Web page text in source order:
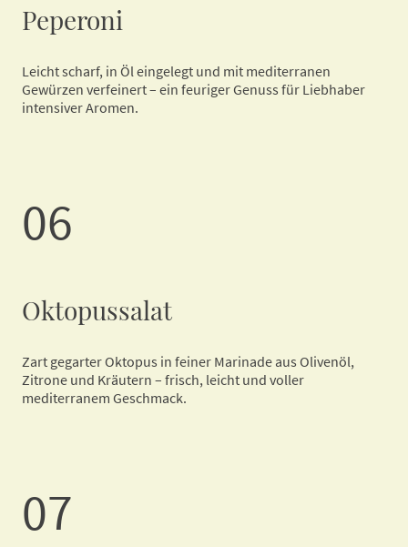
Peperoni
Leicht scharf, in Öl eingelegt und mit mediterranen
Gewürzen verfeinert – ein feuriger Genuss für Liebhaber
intensiver Aromen.
06
Oktopussalat
Zart gegarter Oktopus in feiner Marinade aus Olivenöl,
Zitrone und Kräutern – frisch, leicht und voller
mediterranem Geschmack.
07